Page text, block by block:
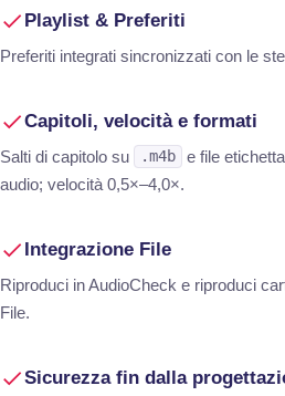
Playlist & Preferiti
Preferiti integrati sincronizzati con le
Capitoli, velocità e formati
Salti di capitolo su .m4b
e file
audio; velocità 0,5×–4,0×.
Integrazione File
Riproduci in AudioCheck e riproduci
File.
Sicurezza fin dalla